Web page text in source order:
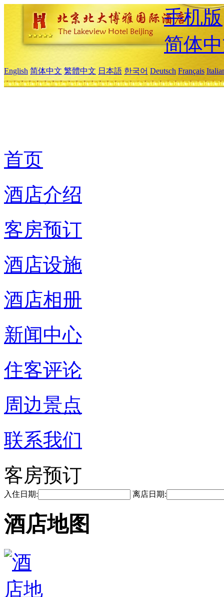
手机版
简体
English 简体中文 繁體中文 日本語 한국어 Deutsch Français
首页
酒店介绍
客房预订
酒店设施
酒店相册
新闻中心
住客评论
周边景点
联系我们
客房预订
入住日期: 离店日期:
酒店地图